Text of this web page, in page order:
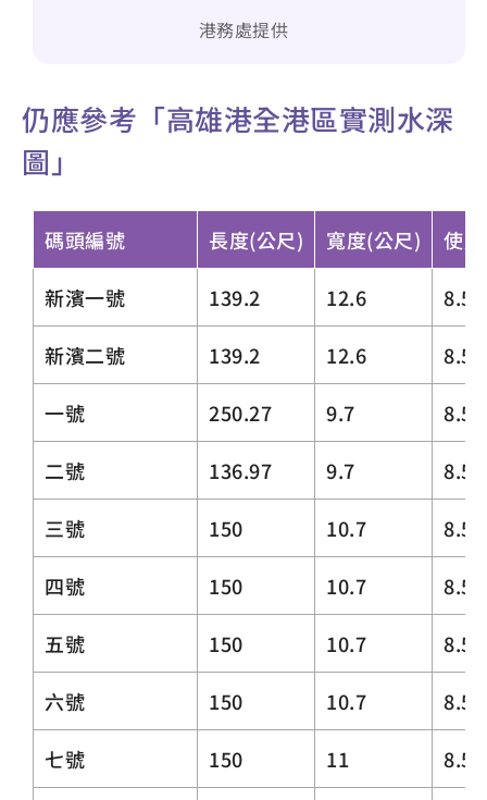
港務處提供
仍應參考「高雄港全港區實測水深
圖」
碼頭編號 長度(公尺) 寬度(公尺) 使
新濱一號 139.2 12.6 8.5
新濱二號 139.2 12.6 8.5
一號 250.27 9.7 8.5
二號 136.97 9.7 8.5
三號 150 10.7 8.5
四號 150 10.7 8.5
五號 150 10.7 8.5
六號 150 10.7 8.5
七號 150 11 8.5